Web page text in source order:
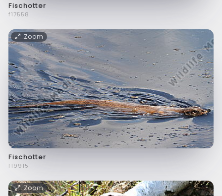
Fischotter
f17558
Zoom
Fischotter
f19915
Zoom